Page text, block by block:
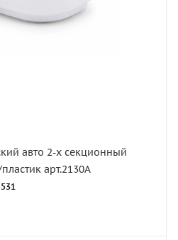
авто 2-х секционный
арт.2130А